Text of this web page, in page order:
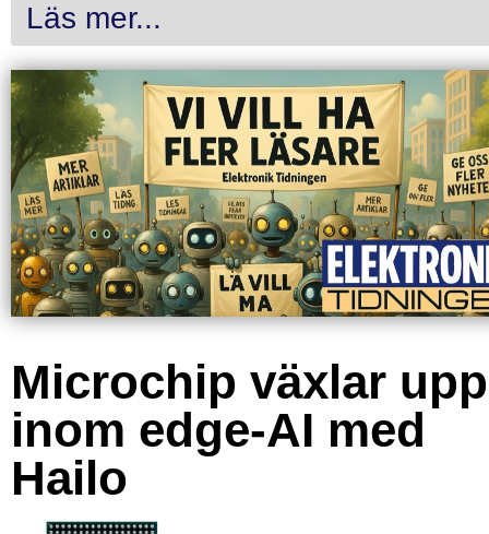
Läs mer...
Microchip växlar upp
inom edge-AI med
Hailo